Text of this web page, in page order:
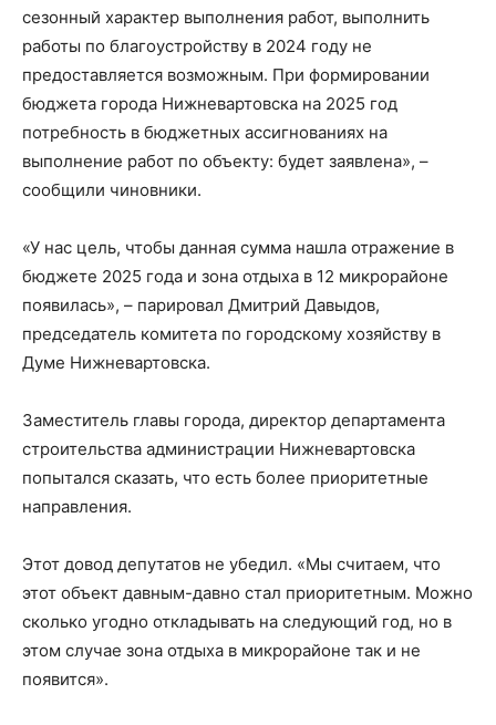
сезонный характер выполнения работ, выполнить
работы по благоустройству в 2024 году не
предоставляется возможным. При формировании
бюджета города Нижневартовска на 2025 год
потребность в бюджетных ассигнованиях на
выполнение работ по объекту: будет заявлена», –
сообщили чиновники.
«У нас цель, чтобы данная сумма нашла отражение в
бюджете 2025 года и зона отдыха в 12 микрорайоне
появилась», – парировал Дмитрий Давыдов,
председатель комитета по городскому хозяйству в
Думе Нижневартовска.
Заместитель главы города, директор департамента
строительства администрации Нижневартовска
попытался сказать, что есть более приоритетные
направления.
Этот довод депутатов не убедил. «Мы считаем, что
этот объект давным-давно стал приоритетным. Можно
сколько угодно откладывать на следующий год, но в
этом случае зона отдыха в микрорайоне так и не
появится».